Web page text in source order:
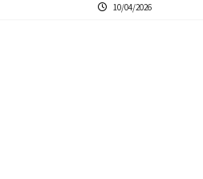
10/04/2026